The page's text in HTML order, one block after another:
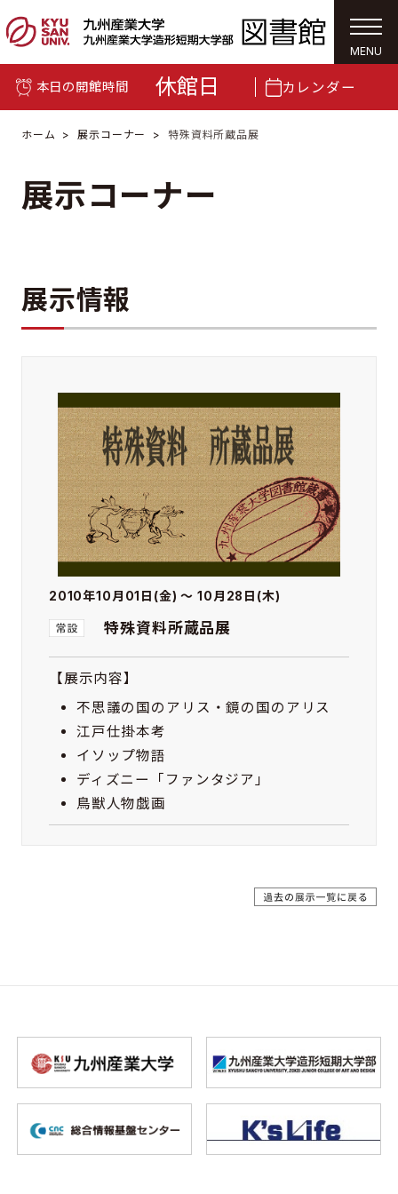
本日の開館時間 休館日 カレンダー
ホーム 展示コーナー 特殊資料所蔵品展
展示コーナー
展示情報
2010年10月01日(金) ～ 10月28日(木)
特殊資料所蔵品展
【展示内容】
不思議の国のアリス・鏡の国のアリス
江戸仕掛本考
イソップ物語
ディズニー「ファンタジア」
鳥獣人物戯画
MENU